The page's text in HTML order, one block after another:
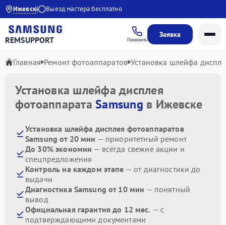
Ижевск
до 1 года Выезд мастера бесплатно
REMSUPPORT Позвонить
Заявка
Главная Ремонт фотоаппаратов Установка шлейфа
Установка шлейфа дисплея
фотоаппаратаSamsung в Ижевске
Установка шлейфа дисплея фотоаппаратов
Samsung от 20 мин — приоритетный ремонт
До 30% экономии — всегда свежие акции и
спецпредложения
Контроль на каждом этапе — от диагностики до
выдачи
Диагностика Samsung от 10 мин — понятный
вывод
Официальная гарантия до 12 мес. — с
подтверждающими документами